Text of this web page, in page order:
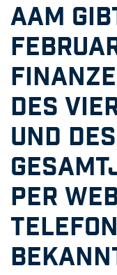
AAM
des
und des
per